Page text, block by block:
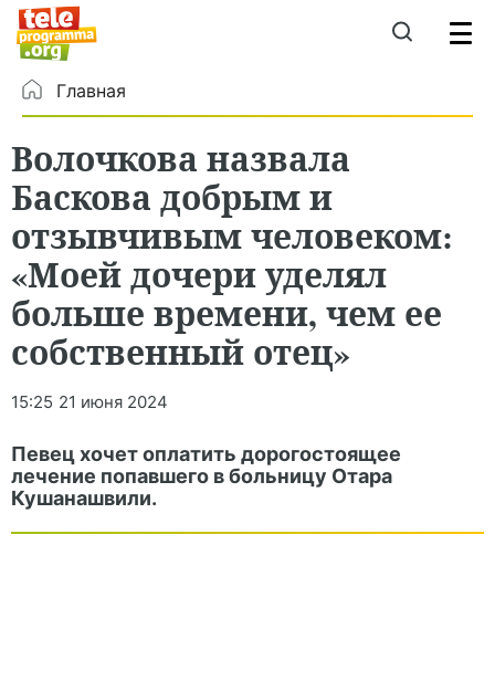
Главная
Волочкова назвала
Баскова добрым и
отзывчивым человеком:
«Моей дочери уделял
больше времени, чем ее
собственный отец»
15:25 21 июня 2024
Певец хочет оплатить дорогостоящее
лечение попавшего в больницу Отара
Кушанашвили.